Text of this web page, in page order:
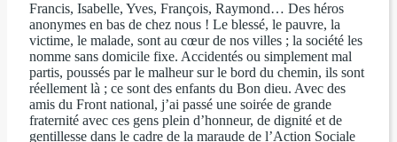
Francis, Isabelle, Yves, François, Raymond… Des héros
anonymes en bas de chez nous ! Le blessé, le pauvre, la
victime, le malade, sont au cœur de nos villes ; la société les
nomme sans domicile fixe. Accidentés ou simplement mal
partis, poussés par le malheur sur le bord du chemin, ils sont
réellement là ; ce sont des enfants du Bon dieu. Avec des
amis du Front national, j’ai passé une soirée de grande
fraternité avec ces gens plein d’honneur, de dignité et de
gentillesse dans le cadre de la maraude de l’Action Sociale